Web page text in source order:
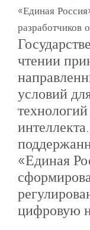
«Единая
разработчиков
чтении
условий
«Единая
цифровую